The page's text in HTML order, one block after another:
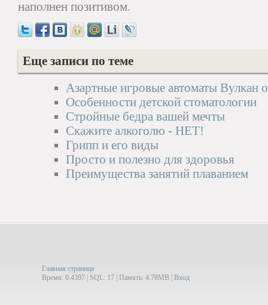
наполнен позитивом.
Еще записи по теме
Азартные игровые автоматы Вулкан
Особенности детской стоматологии
Стройные бедра вашей мечты
Скажите алкоголю - НЕТ!
Грипп и его виды
Просто и полезно для здоровья
Преимущества занятий плаванием
Главная страница
Время: 0.4397 | SQL: 17 | Память: 4.78MB Вход